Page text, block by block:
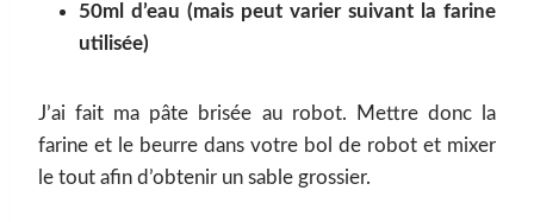
50ml d’eau (mais peut varier suivant la farine
utilisée)
J’ai fait ma pâte brisée au robot. Mettre donc la
farine et le beurre dans votre bol de robot et mixer
le tout afin d’obtenir un sable grossier.